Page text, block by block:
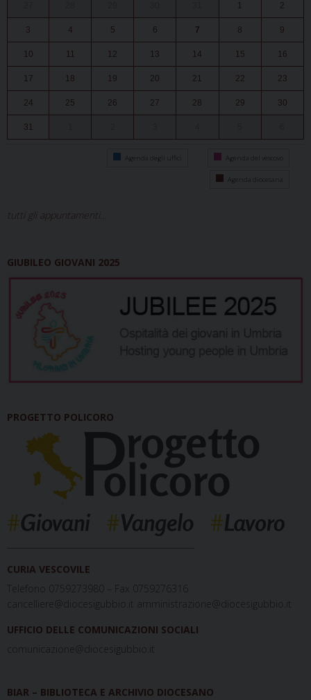
1 2
3 4 5 6 7 8 9
10 11 12 13 14 15 16
17 18 19 20 21 22 23
24 25 26 27 28 29 30
31
Agenda degli uffici Agenda del vescovo
Agenda diocesana
tutti gli appuntamenti...
GIUBILEO GIOVANI 2025
PROGETTO POLICORO
CURIA VESCOVILE
Telefono 0759273980 – Fax 0759276316
cancelliere@diocesigubbio.it amministrazione@diocesigubbio.it
UFFICIO DELLE COMUNICAZIONI SOCIALI
comunicazione@diocesigubbio.it
BIAR – BIBLIOTECA E ARCHIVIO DIOCESANO